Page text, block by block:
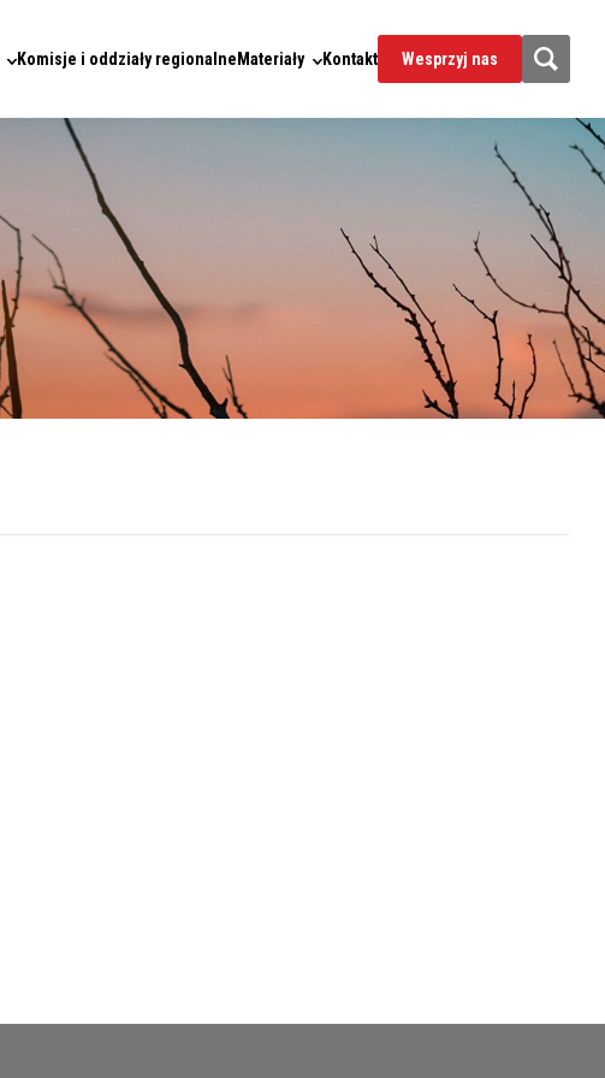
Komisje i oddziały regionalneMateriały Kontakt Wesprzyj nas